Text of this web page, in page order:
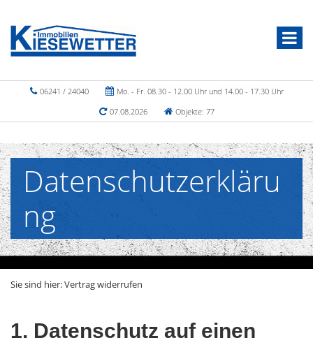
06241 / 24040
Mo. - Fr. 08.30 - 12.00 Uhr und 14.00 - 17.30 Uhr
07.08.2026
Objekte: 77
Datenschutzerkläru
ng
Sie sind hier:Vertrag widerrufen
1. Datenschutz auf einen